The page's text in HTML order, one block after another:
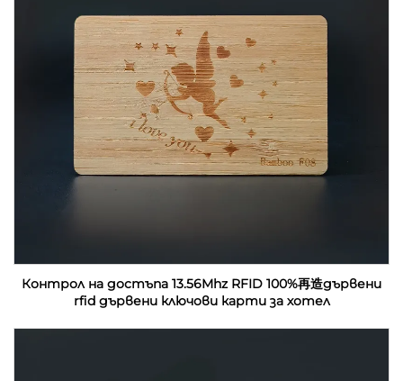
Контрол на достъпа 13.56Mhz RFID 100%再造дървени
rfid дървени ключови карти за хотел